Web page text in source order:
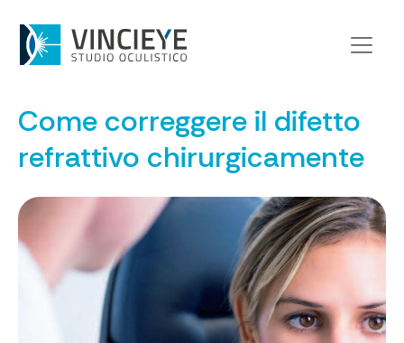
Home> Di cosa ci occupiamo
Come correggere il difetto refrattivo chirurgicamente
Come correggere il difetto
refrattivo chirurgicamente